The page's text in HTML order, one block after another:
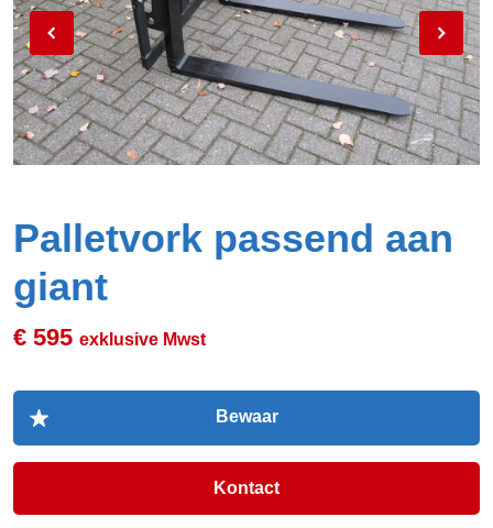
Palletvork passend aan
giant
€ 595 exklusive Mwst
Kontact